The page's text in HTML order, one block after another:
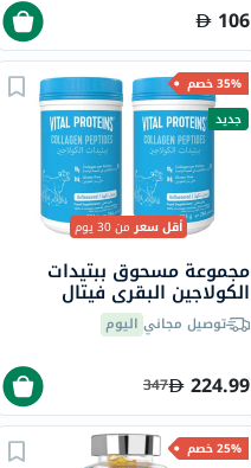
106
35% خصم
جديد
أقل سعرمن 30 يوم
مجموعة مسحوق ببتيدات
الكولاجين البقري فيتال
بروتينز - 2 × 284 جرام
توصيل مجاني اليوم
224.99
347
25% خصم